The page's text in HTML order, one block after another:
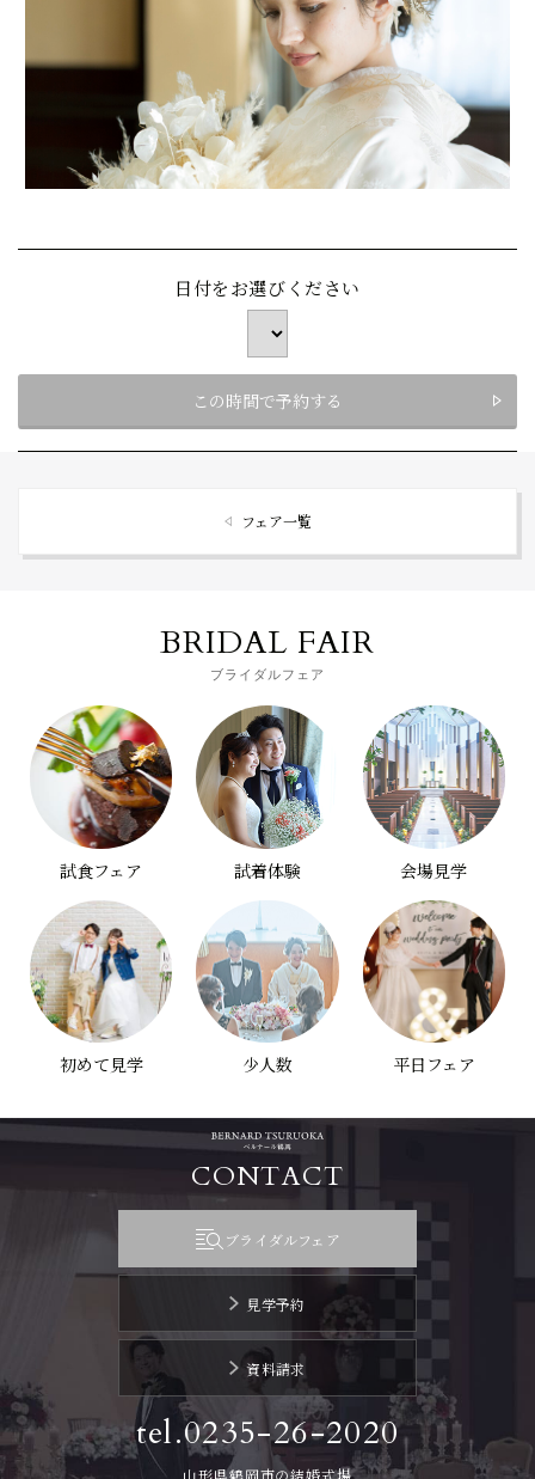
日付をお選びください
フェア一覧
BRIDAL FAIR
ブライダルフェア
試食フェア 試着体験 会場見学
初めて見学 少人数 平日フェア
CONTACT
ブライダルフェア
見学予約
資料請求
tel.0235-26-2020